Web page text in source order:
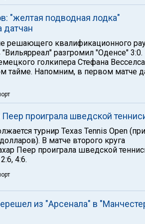
"желтая подводная лодка"
датчан
решающего квалификационного
разгромил "Оденсе" 3:0.
голкипера Стефана
тайме. Напомним, в первом матче
проиграла шведской
турнир Texas Tennis Open
В матче второго круга
Пеер проиграла шведской
4:6.
из "Арсенала" в